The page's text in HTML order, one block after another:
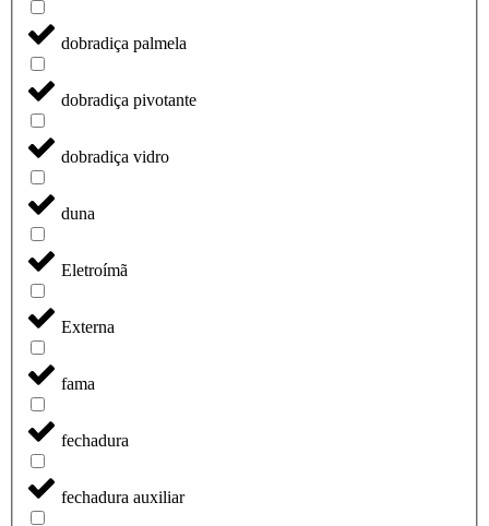
dobradiça palmela
dobradiça pivotante
dobradiça vidro
duna
Eletroímã
Externa
fama
fechadura
fechadura auxiliar